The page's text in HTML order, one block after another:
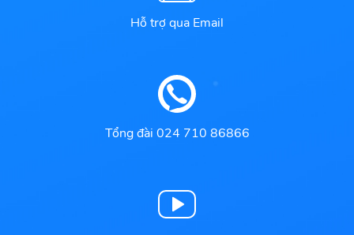
Hỗ trợ qua Email
Tổng đài 024 710 86866